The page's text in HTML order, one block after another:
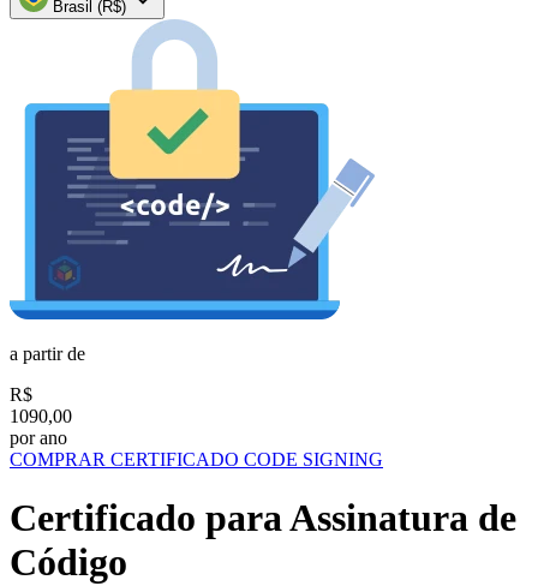
Brasil (R$)
a partir de
R$
1090,00
por ano
COMPRAR CERTIFICADO CODE SIGNING
Certificado para Assinatura de
Código